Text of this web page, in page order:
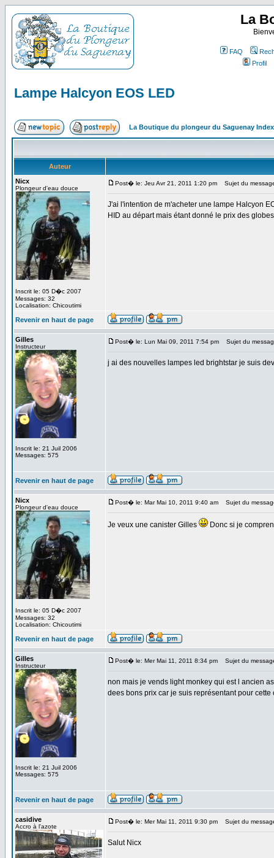
La
FAQ
Profil
Lampe Halcyon EOS LED
La Boutique du plongeur du Saguenay
Auteur
Nicx
Plongeur d'eau douce
Inscrit le: 05 D�c 2007
Messages: 32
Localisation: Chicoutimi
Post� le: Jeu Avr 21, 2011 1:20 pm Sujet du
J'ai l'intention de m'acheter une lampe Halcyon
HID au départ mais étant donné le prix des
Revenir en haut de page
Gilles
Instructeur
Inscrit le: 21 Juil 2006
Messages: 575
Post� le: Lun Mai 09, 2011 7:54 pm Sujet du
j ai des nouvelles lampes led brightstar je suis
Revenir en haut de page
Nicx
Plongeur d'eau douce
Inscrit le: 05 D�c 2007
Messages: 32
Localisation: Chicoutimi
Post� le: Mar Mai 10, 2011 9:40 am Sujet du
Je veux une canister Gilles Donc si je
Revenir en haut de page
Gilles
Instructeur
Inscrit le: 21 Juil 2006
Messages: 575
Post� le: Mer Mai 11, 2011 8:34 pm Sujet du
non mais je vends light monkey qui est l ancien
dees bons prix car je suis représentant pour cette
Revenir en haut de page
casidive
Accro à l'azote
Post� le: Mer Mai 11, 2011 9:30 pm Sujet du
Salut Nicx